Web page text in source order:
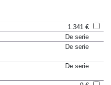
1.341 €
De serie
De serie
De serie